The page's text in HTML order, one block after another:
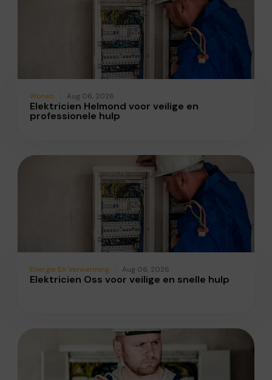
Wonen Aug 06, 2026
Elektricien Helmond voor veilige en
professionele hulp
Energie En Verwarming Aug 06, 2026
Elektricien Oss voor veilige en snelle hulp